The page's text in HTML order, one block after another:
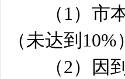
（1）市本
（未达到
（2）因到